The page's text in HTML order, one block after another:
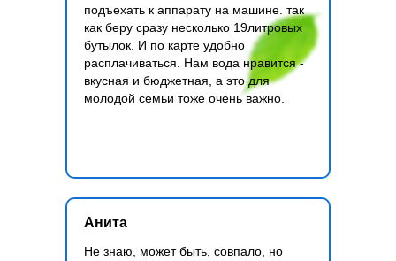
подъехать к аппарату на машине. так
как беру сразу несколько 19литровых
бутылок. И по карте удобно
расплачиваться. Нам вода нравится -
вкусная и бюджетная, а это для
молодой семьи тоже очень важно.
Не знаю, может быть, совпало, но
Анита